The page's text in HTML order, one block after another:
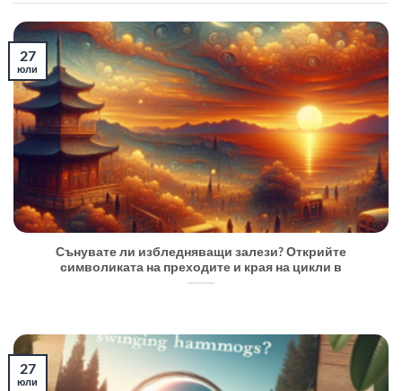
Сънувате ли избледняващи залези? Открийте
символиката на преходите и края на цикли в
27
юли
27
юли